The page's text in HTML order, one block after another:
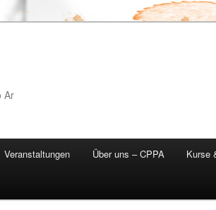
Ar
Veranstaltungen Über uns – CPPA Kurse